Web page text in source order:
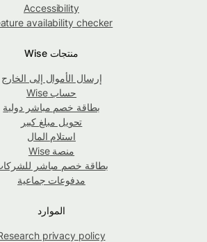
Accessibility
Feature availability checker
منتجات Wise
إرسال الأموال إلى الخارج
حساب Wise
بطاقة خصم مباشر دولية
تحويل مبلغ كبير
استلام المال
منصة Wise
بطاقة خصم مباشر للشركات
مدفوعات جماعية
الموارد
Research privacy policy